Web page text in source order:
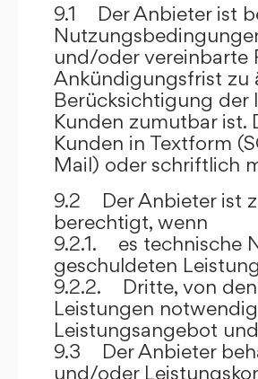
9.1 Der Anbieter ist
und/oder vereinbarte
Ankündigungsfrist zu
Berücksichtigung der
Kunden zumutbar
Kunden in Textform
Mail) oder schriftlich
9.2 Der Anbieter ist
berechtigt, wenn
9.2.1. es technische
geschuldeten
9.2.2. Dritte, von
Leistungen
Leistungsangebot
9.3 Der Anbieter
und/oder